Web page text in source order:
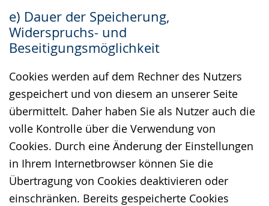
e) Dauer der Speicherung,
Widerspruchs- und
Beseitigungsmöglichkeit
Cookies werden auf dem Rechner des Nutzers
gespeichert und von diesem an unserer Seite
übermittelt. Daher haben Sie als Nutzer auch die
volle Kontrolle über die Verwendung von
Cookies. Durch eine Änderung der Einstellungen
in Ihrem Internetbrowser können Sie die
Übertragung von Cookies deaktivieren oder
einschränken. Bereits gespeicherte Cookies